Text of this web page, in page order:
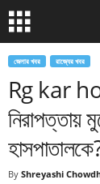
জেলার খবর রাজ্যের খবর
Rg kar
নিরাপত্তায়
By Shreyashi